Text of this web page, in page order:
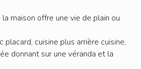
maison offre une vie de plain ou
cuisine plus arrière cuisine,
donnant sur une véranda et la